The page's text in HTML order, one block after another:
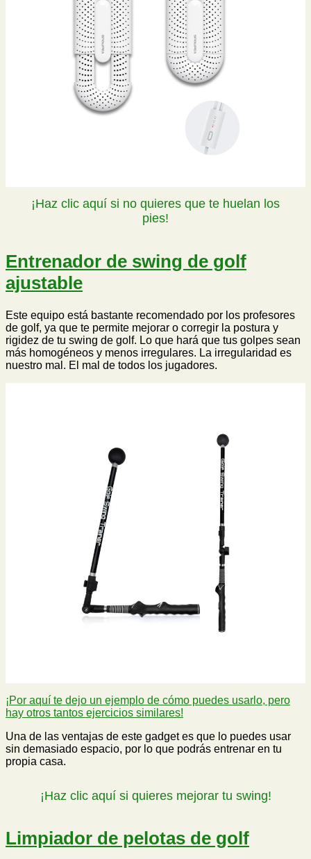
¡Haz clic aquí si no quieres que te huelan los
pies!
Entrenador de swing de golf
ajustable
Este equipo está bastante recomendado por los profesores
de golf, ya que te permite mejorar o corregir la postura y
rigidez de tu swing de golf. Lo que hará que tus golpes sean
más homogéneos y menos irregulares. La irregularidad es
nuestro mal. El mal de todos los jugadores.
¡Por aquí te dejo un ejemplo de cómo puedes usarlo, pero
hay otros tantos ejercicios similares!
Una de las ventajas de este gadget es que lo puedes usar
sin demasiado espacio, por lo que podrás entrenar en tu
propia casa.
¡Haz clic aquí si quieres mejorar tu swing!
Limpiador de pelotas de golf